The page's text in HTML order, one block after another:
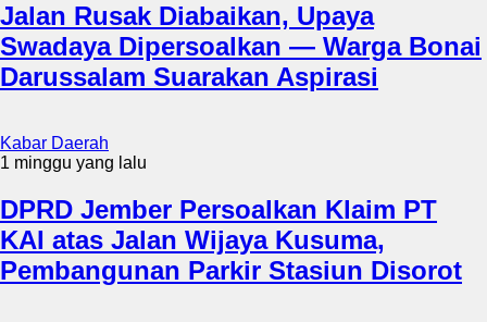
Jalan Rusak Diabaikan, Upaya
Swadaya Dipersoalkan — Warga Bonai
Darussalam Suarakan Aspirasi
Kabar Daerah
1 minggu yang lalu
DPRD Jember Persoalkan Klaim PT
KAI atas Jalan Wijaya Kusuma,
Pembangunan Parkir Stasiun Disorot